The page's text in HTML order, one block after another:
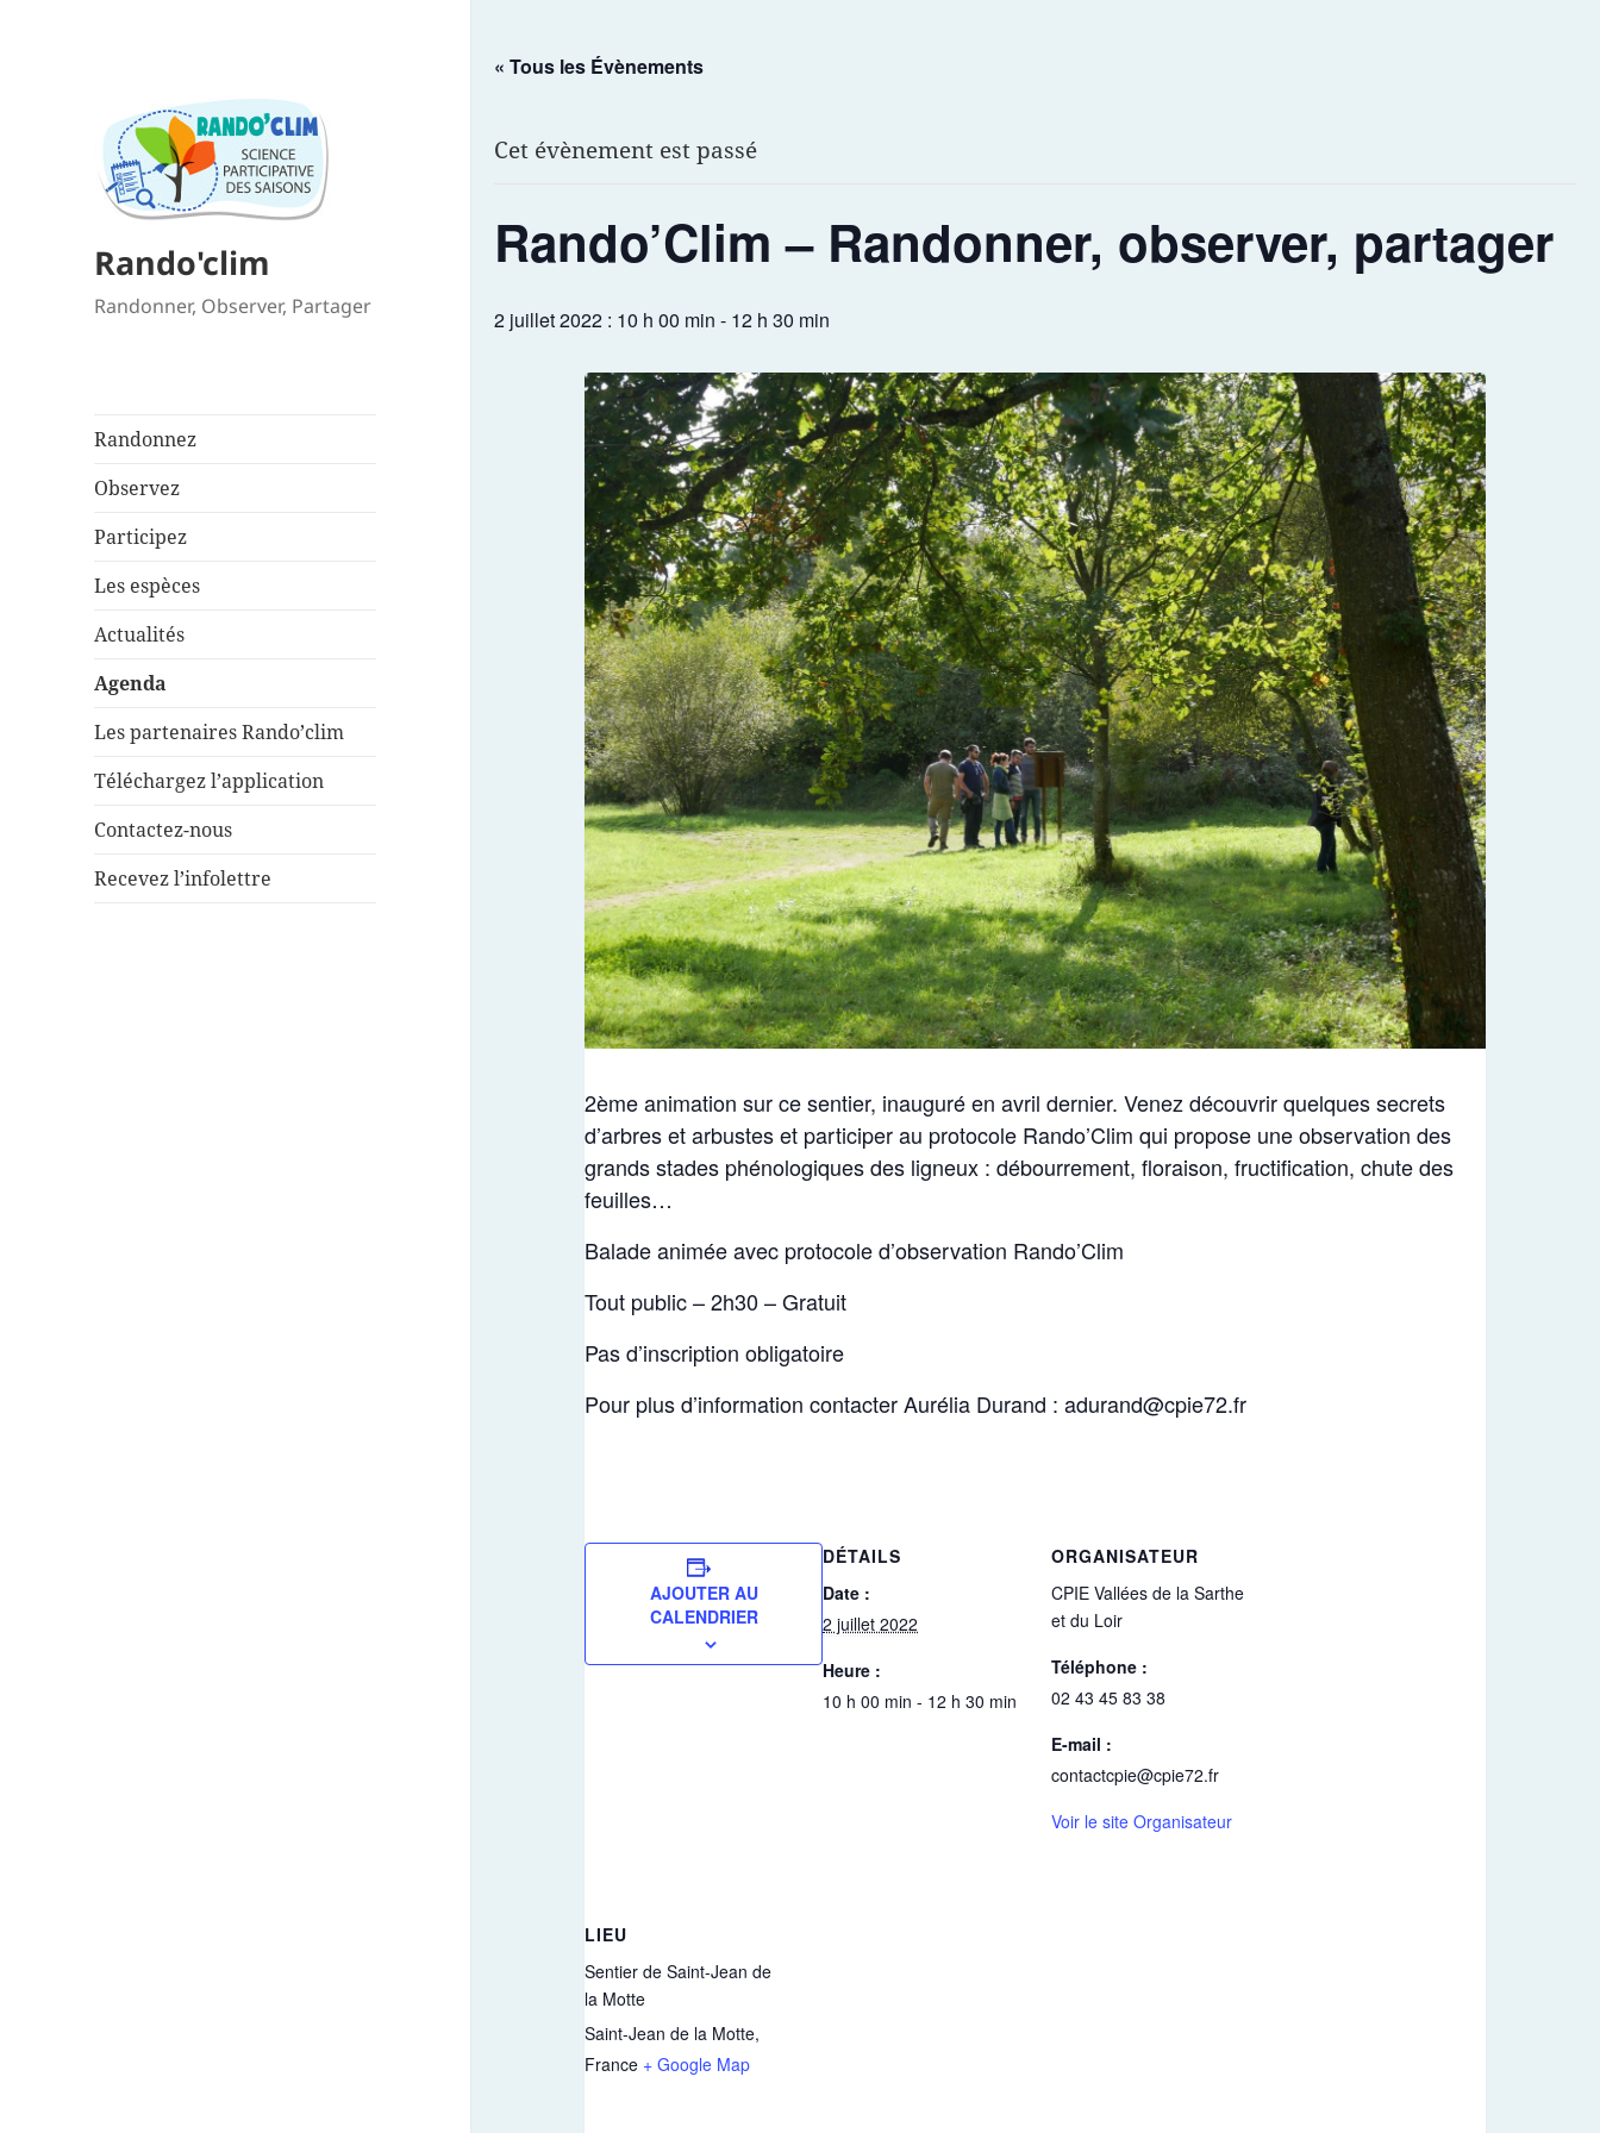
Rando'clim
Randonner, Observer, Partager
Randonnez
Observez
Participez
Les espèces
Actualités
Agenda
Les partenaires Rando’clim
Téléchargez l’application
Contactez-nous
Recevez l’infolettre
« Tous les Évènements
Cet évènement est passé
Rando’Clim – Randonner, observer, partager
2 juillet 2022 : 10 h 00 min - 12 h 30 min
2ème animation sur ce sentier, inauguré en avril dernier. Venez découvrir quelques secrets
d’arbres et arbustes et participer au protocole Rando’Clim qui propose une observation des
grands stades phénologiques des ligneux : débourrement, floraison, fructification, chute des
feuilles…
Balade animée avec protocole d’observation Rando’Clim
Tout public – 2h30 – Gratuit
Pas d’inscription obligatoire
Pour plus d’information contacter Aurélia Durand : adurand@cpie72.fr
AJOUTER AU
CALENDRIER
DÉTAILS
Date :
2 juillet 2022
Heure :
10 h 00 min - 12 h 30 min
ORGANISATEUR
CPIE Vallées de la Sarthe
et du Loir
Téléphone :
02 43 45 83 38
E-mail :
contactcpie@cpie72.fr
Voir le site Organisateur
LIEU
Sentier de Saint-Jean de
la Motte
Saint-Jean de la Motte,
France + Google Map